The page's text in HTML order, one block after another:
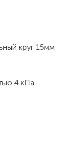
круг 15мм
4 кПа